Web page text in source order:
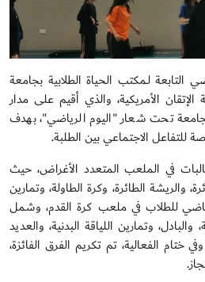
لـمكتب الحياة الطلابية بجامعة
الأمريكية، والذي أقيم على مدار
تحت شعار "اليوم الرياضي"، بهدف
للتفاعل الاجتماعي بين الطلبة.
في الملعب المتعدد الأغراض، حيث
والريشة الطائرة، وكرة الطاولة، وتمارين
للطلاب في ملعب كرة القدم، وشمل
وتمارين اللياقة البدنية، والعديد
ختام الفعالية، تم تكريم الفرق الفائزة،